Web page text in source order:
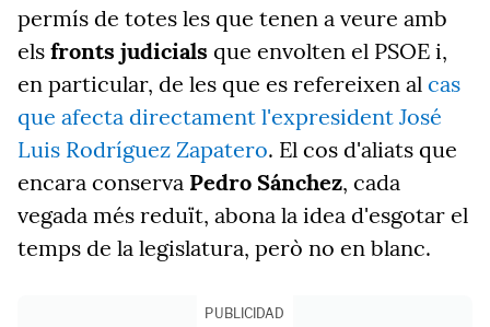
permís de totes les que tenen a veure amb
els fronts judicials que envolten el PSOE i,
en particular, de les que es refereixen al cas
que afecta directament l'expresident José
Luis Rodríguez Zapatero. El cos d'aliats que
encara conserva Pedro Sánchez, cada
vegada més reduït, abona la idea d'esgotar el
temps de la legislatura, però no en blanc.
PUBLICIDAD